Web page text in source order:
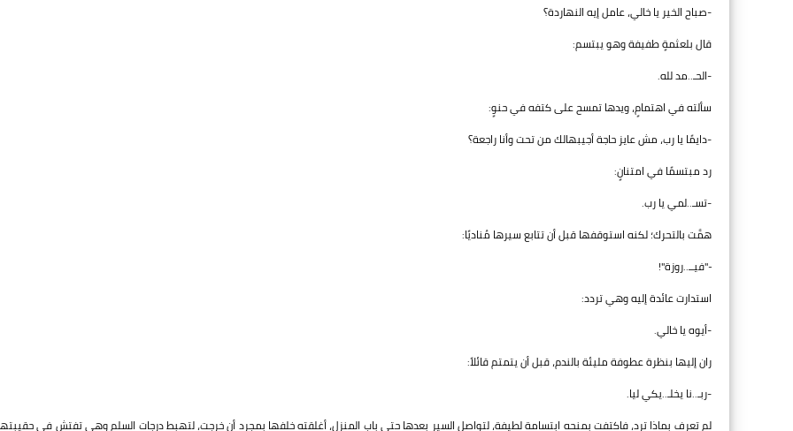
-صباح الخير يا خالي، عامل إيه النهاردة؟
قال بلعثمةٍ طفيفة وهو يبتسم:
-الحـ..مد لله.
سألته في اهتمامٍ، ويدها تمسح على كتفه في حنوٍ:
-دايمًا يا رب، مش عايز حاجة أجيبهالك من تحت وأنا راجعة؟
رد مبتسمًا في امتنانٍ:
-تسـ..لمي يا رب.
همَّت بالتحرك؛ لكنه استوقفها قبل أن تتابع سيرها مُناديًا:
-"فيــ..روزة"!
استدارت عائدة إليه وهي تردد:
-أيوه يا خالي.
ران إليها بنظرة عطوفة مليئة بالندم، قبل أن يتمتم قائلاً:
-ربـ..نا يخلـ..يكي ليا.
لم تعرف بماذا ترد، فاكتفت بمنحه ابتسامة لطيفة، لتواصل السير بعدها حتى باب المنزل، أغلقته خلفها بمجرد أن خرجت، لتهبط درجات السلم وهي تفتش في